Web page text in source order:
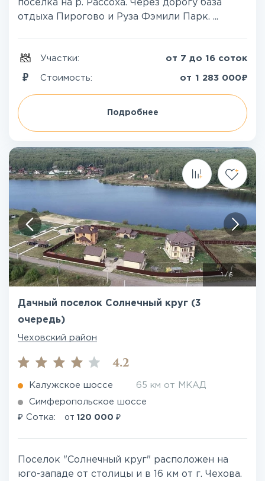
поселка на р. Рассоха. Через дорогу база
отдыха Пирогово и Руза Фэмили Парк. ...
Участки: от 7 до 16 соток
Стоимость: от 1 283 000₽
Подробнее
1/6
Дачный поселок Солнечный круг (3
очередь)
Чеховский район
4.2
Калужское шоссе 65 км от МКАД
Симферопольское шоссе
₽ Сотка: от 120 000 ₽
Поселок "Солнечный круг" расположен на
юго-западе от столицы и в 16 км от г. Чехова.